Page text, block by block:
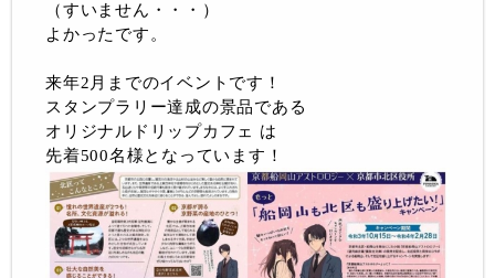
（すいません・・・）
よかったです。
来年2月までのイベントです！
スタンプラリー達成の景品である
オリジナルドリップカフェ は
先着500名様となっています！